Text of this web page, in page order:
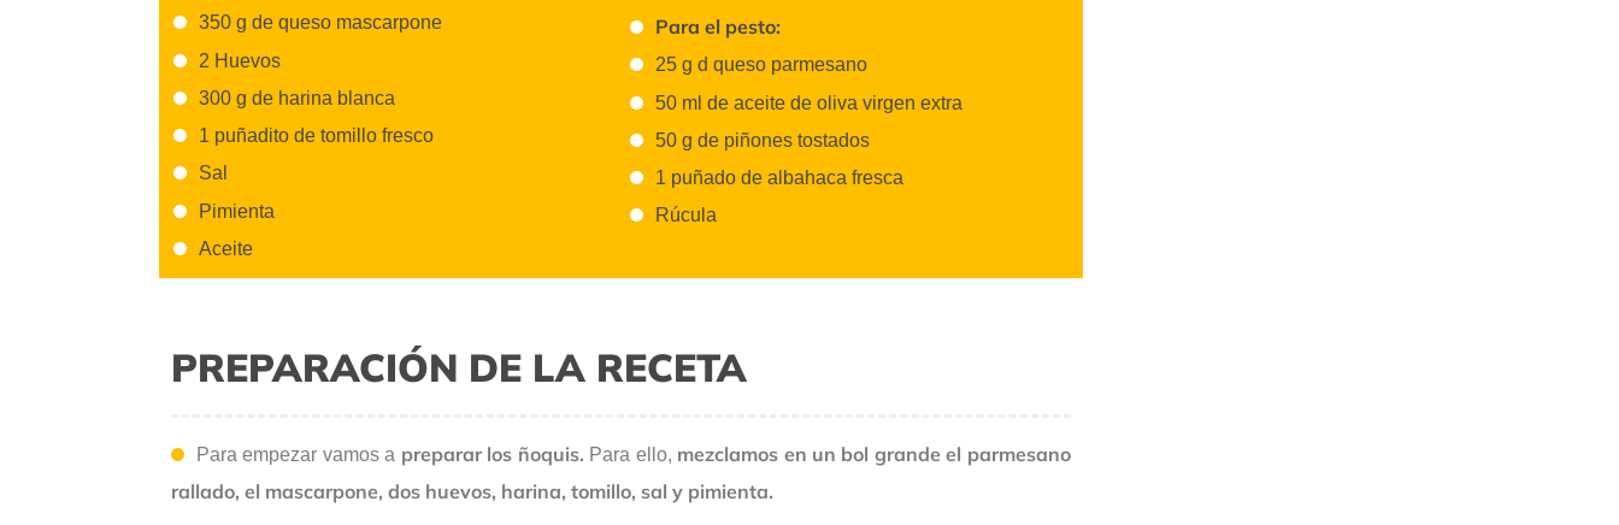
350 g de queso mascarpone
2 Huevos
300 g de harina blanca
1 puñadito de tomillo fresco
Sal
Pimienta
Aceite
Para el pesto:
25 g d queso parmesano
50 ml de aceite de oliva virgen extra
50 g de piñones tostados
1 puñado de albahaca fresca
Rúcula
PREPARACIÓN DE LA RECETA
Para empezar vamos a preparar los ñoquis. Para ello, mezclamos en un bol grande el parmesano
rallado, el mascarpone, dos huevos, harina, tomillo, sal y pimienta.